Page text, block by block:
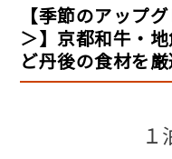
【季節のアップ
＞】京都和牛・
ど丹後の食材を厳
１